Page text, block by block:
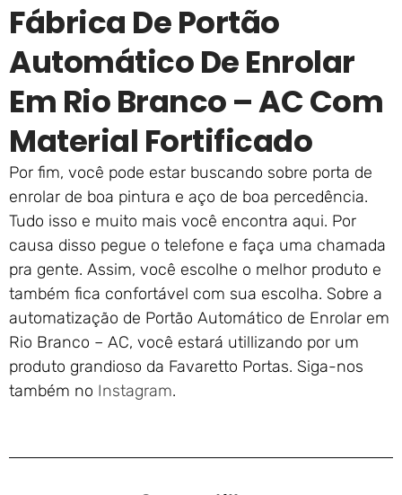
Fábrica De Portão
Automático De Enrolar
Em Rio Branco – AC Com
Material Fortificado
Por fim, você pode estar buscando sobre porta de
enrolar de boa pintura e aço de boa percedência.
Tudo isso e muito mais você encontra aqui. Por
causa disso pegue o telefone e faça uma chamada
pra gente. Assim, você escolhe o melhor produto e
também fica confortável com sua escolha. Sobre a
automatização de Portão Automático de Enrolar em
Rio Branco – AC, você estará utillizando por um
produto grandioso da Favaretto Portas. Siga-nos
também no Instagram.